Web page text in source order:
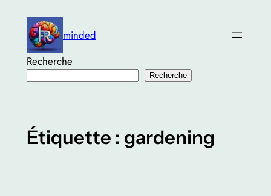
contenu
minded
Recherche
Recherche
Étiquette : gardening